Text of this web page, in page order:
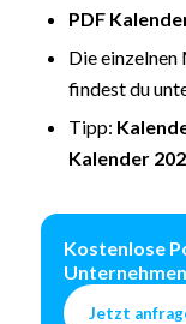
PDF
Die
findest du
Tipp:
Kalender
Kostenlose
Jetzt